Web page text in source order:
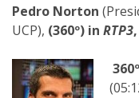
Pedro Norton
UCP), (360º) in RTP3